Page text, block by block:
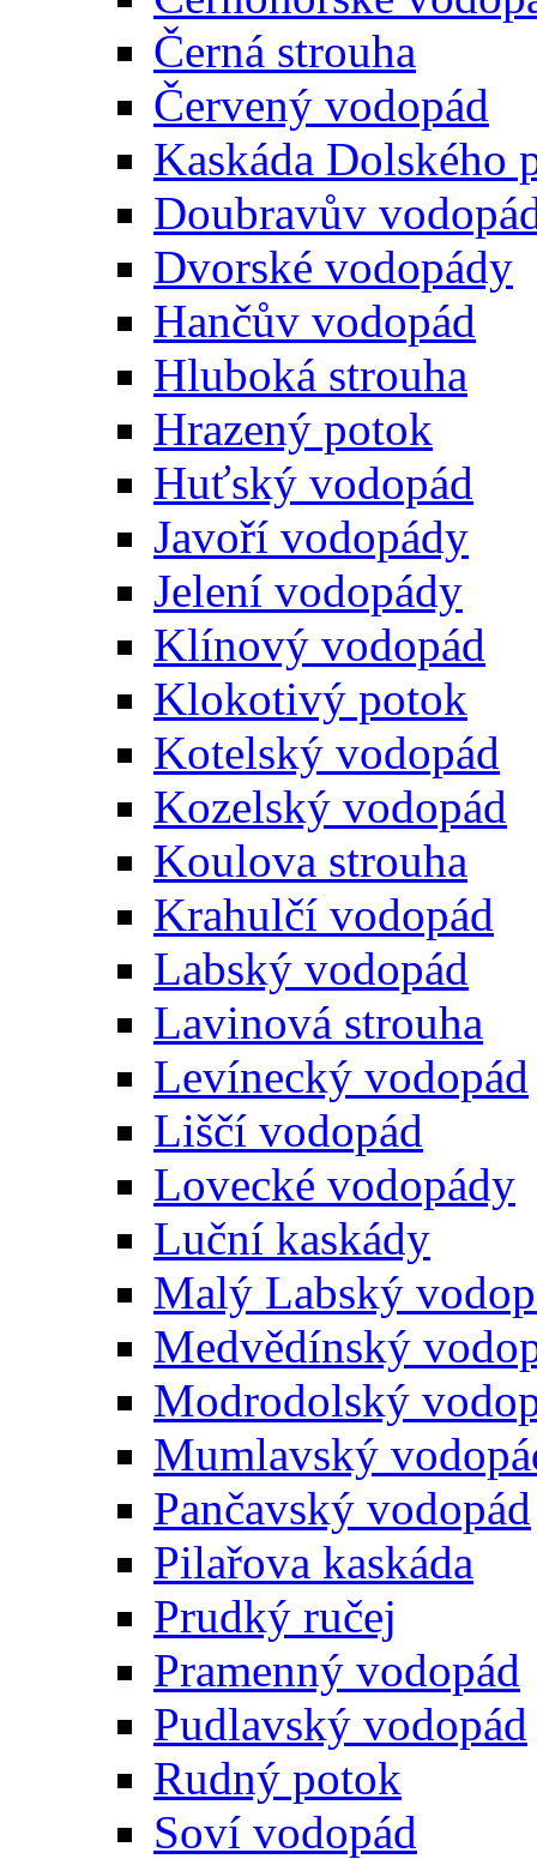
Černá strouha
Červený vodopád
Kaskáda Dolského
Doubravův
Dvorské vodopády
Hančův vodopád
Hluboká strouha
Hrazený potok
Huťský vodopád
Javoří vodopády
Jelení vodopády
Klínový vodopád
Klokotivý potok
Kotelský vodopád
Kozelský vodopád
Koulova strouha
Krahulčí vodopád
Labský vodopád
Lavinová strouha
Levínecký vodopád
Liščí vodopád
Lovecké vodopády
Luční kaskády
Malý Labský
Medvědínský
Modrodolský
Mumlavský
Pančavský vodopád
Pilařova kaskáda
Prudký ručej
Pramenný vodopád
Pudlavský vodopád
Rudný potok
Soví vodopád